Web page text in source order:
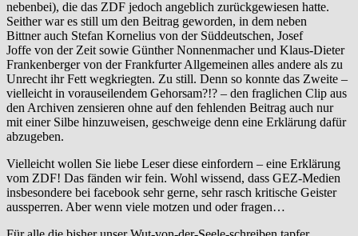
nebenbei), die das ZDF jedoch angeblich zurückgewiesen hatte.
Seither war es still um den Beitrag geworden, in dem neben
Bittner auch Stefan Kornelius von der Süddeutschen, Josef
Joffe von der Zeit sowie Günther Nonnenmacher und Klaus-Dieter
Frankenberger von der Frankfurter Allgemeinen alles andere als zu
Unrecht ihr Fett wegkriegten. Zu still. Denn so konnte das Zweite –
vielleicht in vorauseilendem Gehorsam?!? – den fraglichen Clip aus
den Archiven zensieren ohne auf den fehlenden Beitrag auch nur
mit einer Silbe hinzuweisen, geschweige denn eine Erklärung dafür
abzugeben.
Vielleicht wollen Sie liebe Leser diese einfordern – eine Erklärung
vom ZDF! Das fänden wir fein. Wohl wissend, dass GEZ-Medien
insbesondere bei facebook sehr gerne, sehr rasch kritische Geister
aussperren. Aber wenn viele motzen und oder fragen…